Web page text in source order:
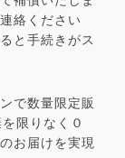
絡ください
と手続きがス
で数量限定販
限りなく０
お届けを実現